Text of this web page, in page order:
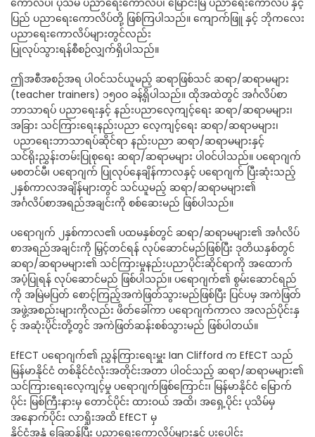
ကောလိပ်၊ ပုသိမ် ပညာရေးကောလိပ်၊ မြောင်းမြ ပညာရေးကောလိပ် နှင့်
ပြည် ပညာရေးကောလိပ်တို့ ဖြစ်ကြပါသည်။ ကျောက်ဖြူ နှင့် ဘိုကလေး
ပညာရေးကောလိပ်များတွင်လည်း
ပြုလုပ်သွားရန်စီစဉ်လျှက်ရှိပါသည်။
ဤအစီအစဉ်အရ ပါဝင်သင်ယူမည့် ဆရာဖြစ်သင် ဆရာ/ဆရာမများ
(teacher trainers) ၁၅၀ဝ ခန့်ရှိပါသည်။ ထိုအထဲတွင် အင်္ဂလိပ်စာ
ဘာသာရပ် ပညာရေးနှင့် နည်းပညာလေ့ကျင့်ရေး ဆရာ/ဆရာမများ၊
အခြား သင်ကြားရေးနည်းပညာ လေ့ကျင့်ရေး ဆရာ/ဆရာမများ၊
ပညာရေးဘာသာရပ်ဆိုင်ရာ နည်းပညာ ဆရာ/ဆရာမများနှင့်
သင်ရိုးညွှန်းတမ်းပြုစုရေး ဆရာ/ဆရာမများ ပါဝင်ပါသည်။ ပရောဂျက်
မစတင်မီ၊ ပရောဂျက် ပြုလုပ်နေချိန်ကာလနှင့် ပရောဂျက် ပြီးဆုံးသည့်
၂နှစ်ကာလအချိန်များတွင် သင်ယူမည့် ဆရာ/ဆရာမများ၏
အင်္ဂလိပ်စာအရည်အချင်းကို စစ်ဆေးမည် ဖြစ်ပါသည်။
ပရောဂျက် ၂နှစ်ကာလ၏ ပထမနှစ်တွင် ဆရာ/ဆရာမများ၏ အင်္ဂလိပ်
စာအရည်အချင်းကို မြှင့်တင်ရန် လုပ်ဆောင်မည်ဖြစ်ပြီး ဒုတိယနှစ်တွင်
ဆရာ/ဆရာမများ၏ သင်ကြားမှုနည်းပညာပိုင်းဆိုင်ရာကို အထောက်
အပံ့ပြုရန် လုပ်ဆောင်မည် ဖြစ်ပါသည်။ ပရောဂျက်၏ စွမ်းဆောင်ရည်
ကို အမြဲမပြတ် စောင့်ကြည့်အကဲဖြတ်သွားမည်ဖြစ်ပြီး ပြင်ပမှ အကဲဖြတ်
အဖွဲ့အစည်းများကိုလည်း ဖိတ်ခေါ်ကာ ပရောဂျက်ကာလ အလည်ပိုင်းနှ
င့် အဆုံးပိုင်းတို့တွင် အကဲဖြတ်ဆန်းစစ်သွားမည် ဖြစ်ပါတယ်။
EfECT ပရောဂျက်၏ ညွှန်ကြားရေးမှူး Ian Clifford က EfECT သည်
မြန်မာနိုင်ငံ တစ်နိုင်ငံလုံးအတိုင်းအတာ ပါဝင်သည့် ဆရာ/ဆရာမများ၏
သင်ကြားရေးလေ့ကျင့်မှု ပရောဂျက်ဖြစ်ကြောင်း၊ မြန်မာနိုင်ငံ မြောက်
ပိုင်း မြစ်ကြီးနားမှ တောင်ပိုင်း ထားဝယ် အထိ၊ အရှေ့ပိုင်း ပုသိမ်မှ
အနောက်ပိုင်း လာရှိုးအထိ EfECT မှ
နိုင်ငံအနှံ့ ခြေဆန့်ပြီး ပညာရေးကောလိပ်များနှင့် ပူးပေါင်း